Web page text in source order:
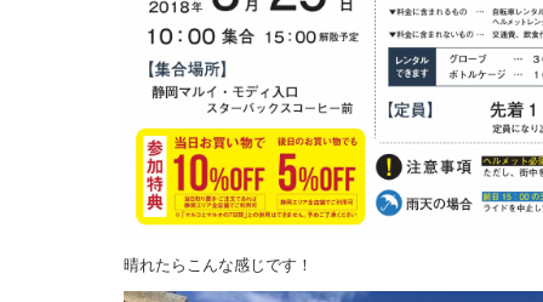
晴れたらこんな感じです！